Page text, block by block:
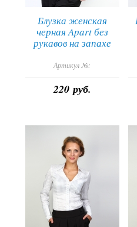
Блузка женская
черная Apart без
рукавов на запахе
Артикул №:
220 руб.